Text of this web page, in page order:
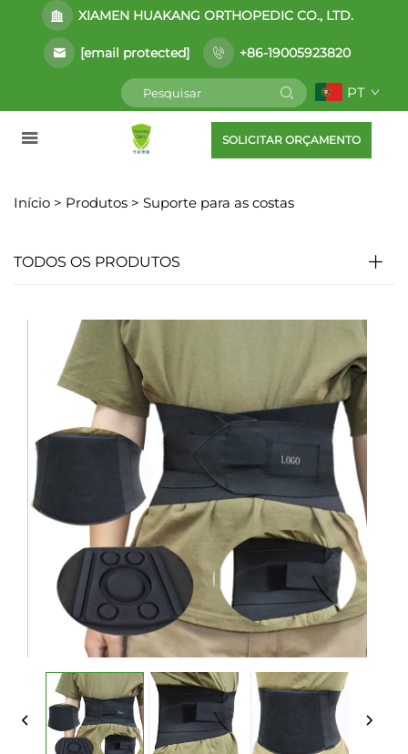
XIAMEN HUAKANG ORTHOPEDIC CO., LTD.
[email protected] +86-19005923820
PT
SOLICITAR ORÇAMENTO
Início > Produtos > Suporte para as costas
TODOS OS PRODUTOS